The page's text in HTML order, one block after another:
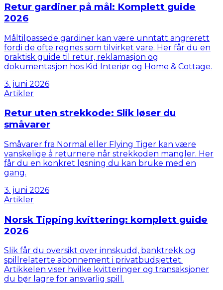
Retur gardiner på mål: Komplett guide
2026
Måltilpassede gardiner kan være unntatt angrerett
fordi de ofte regnes som tilvirket vare. Her får du en
praktisk guide til retur, reklamasjon og
dokumentasjon hos Kid Interiør og Home & Cottage.
3. juni 2026
Artikler
Retur uten strekkode: Slik løser du
småvarer
Småvarer fra Normal eller Flying Tiger kan være
vanskelige å returnere når strekkoden mangler. Her
får du en konkret løsning du kan bruke med en
gang.
3. juni 2026
Artikler
Norsk Tipping kvittering: komplett guide
2026
Slik får du oversikt over innskudd, banktrekk og
spillrelaterte abonnement i privatbudsjettet.
Artikkelen viser hvilke kvitteringer og transaksjoner
du bør lagre for ansvarlig spill.